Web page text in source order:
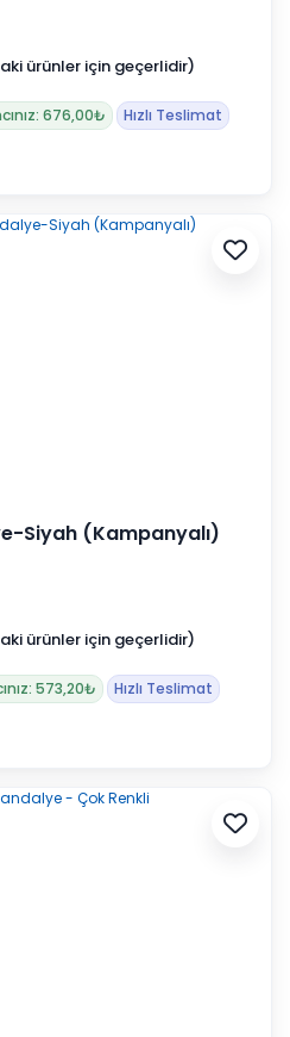
devam ediyor
676,00₺ Hızlı Teslimat
Siyah (Kampanyalı)
devam ediyor
573,20₺ Hızlı Teslimat